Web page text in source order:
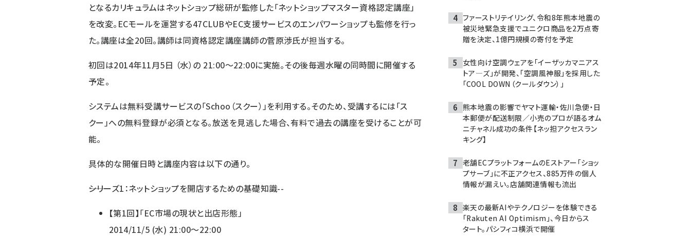
となるカリキュラムはネットショップ総研が監修した「ネットショップマスター資格認定講座」
を改変。ECモールを運営する47CLUBやEC支援サービスのエンパワーショップも監修を行っ
た。講座は全20回。講師は同資格認定講座講師の菅原渉氏が担当する。
初回は2014年11月5日 （水）の 21:00～22:00に実施。その後毎週水曜の同時間に開催する
予定。
システムは無料受講サービスの「Schoo（スクー）」を利用する。そのため、受講するには「ス
クー」への無料登録が必須となる。放送を見逃した場合、有料で過去の講座を受けることが可
能。
具体的な開催日時と講座内容は以下の通り。
――シリーズ1：ネットショップを開店するための基礎知識--
【第1回】「EC市場の現状と出店形態」
2014/11/5 (水) 21:00～22:00
ファーストリテイリング、令和8年熊本地震の
被災地緊急支援でユニクロ商品を2万点寄
贈を決定、1億円規模の寄付を予定
女性向け空調ウェアを「イーザッカマニアス
トア―ズ」が開発、「空調風神服」を採用した
「COOL DOWN（クールダウン）」
熊本地震の影響でヤマト運輸・佐川急便・日
本郵便が配送制限／小売のプロが語るオム
ニチャネル成功の条件【ネッ担アクセスラン
キング】
老舗ECプラットフォームのEストアー「ショッ
プサーブ」に不正アクセス、885万件の個人
情報が漏えい。店舗関連情報も流出
楽天の最新AIやテクノロジーを体験できる
「Rakuten AI Optimism」、今日からス
タート。パシフィコ横浜で開催